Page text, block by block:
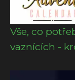
Vše, co
vaznících -